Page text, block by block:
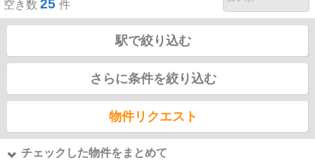
空き数 25 件
駅で絞り込む
さらに条件を絞り込む
物件リクエスト
チェックした物件をまとめて